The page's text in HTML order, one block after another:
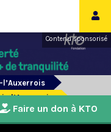
Contenu sponsorisé
l’Auxerrois
Faire un don à KTO